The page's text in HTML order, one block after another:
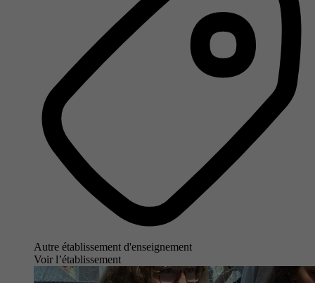
Autre établissement d'enseignement
Voir l’établissement